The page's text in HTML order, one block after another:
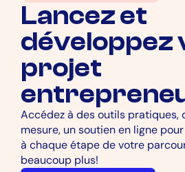
Lancez et
développez
projet
Accédez à des outils pratiques,
mesure, un soutien en ligne
à chaque étape de votre
beaucoup plus!